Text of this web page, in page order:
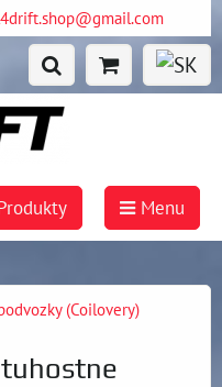
Menu
(Coilovery)